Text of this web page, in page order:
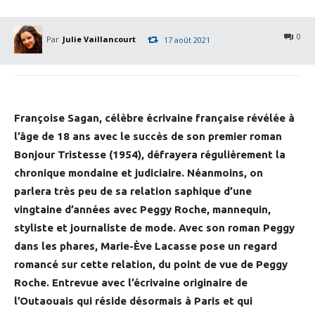
Par Julie Vaillancourt 0
17 août 2021
Françoise Sagan, célèbre écrivaine française révélée à
l’âge de 18 ans avec le succès de son premier roman
Bonjour Tristesse (1954), défrayera régulièrement la
chronique mondaine et judiciaire. Néanmoins, on
parlera très peu de sa relation saphique d’une
vingtaine d’années avec Peggy Roche, mannequin,
styliste et journaliste de mode. Avec son roman Peggy
dans les phares, Marie-Ève Lacasse pose un regard
romancé sur cette relation, du point de vue de Peggy
Roche. Entrevue avec l’écrivaine originaire de
l’Outaouais qui réside désormais à Paris et qui